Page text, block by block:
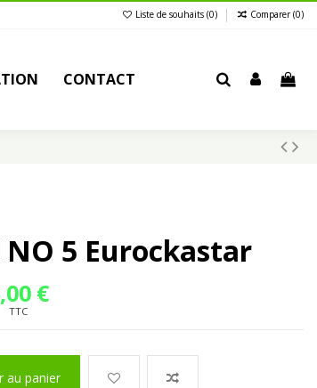
Liste de souhaits (0) Comparer (0)
CONTACT
5 Eurockastar
€
TTC
au panier